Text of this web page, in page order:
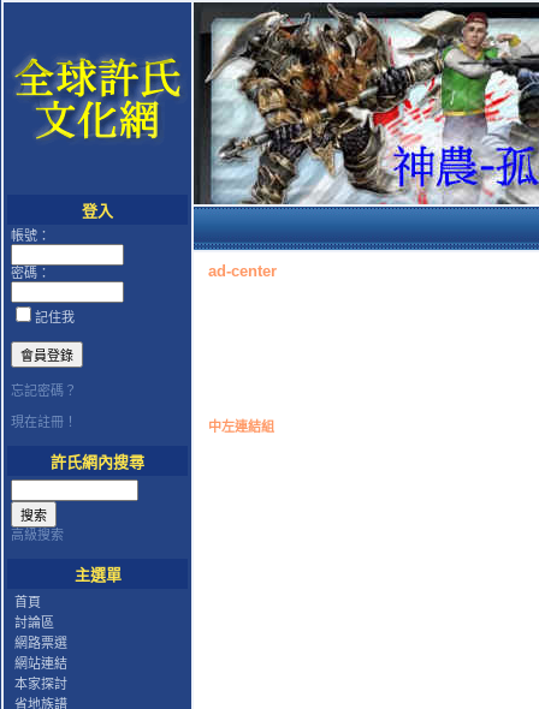
登入
帳號：
密碼：
記住我
忘記密碼？
現在註冊！
許氏網內搜尋
高級搜索
主選單
首頁
討論區
網路票選
網站連結
本家探討
省地族譜
ad-center
中左連結組